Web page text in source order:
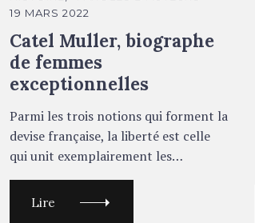
É
O
R
I
E
S
19 MARS 2022
Catel Muller, biographe
de femmes
exceptionnelles
Parmi les trois notions qui forment la
devise française, la liberté est celle
qui unit exemplairement les…
Lire